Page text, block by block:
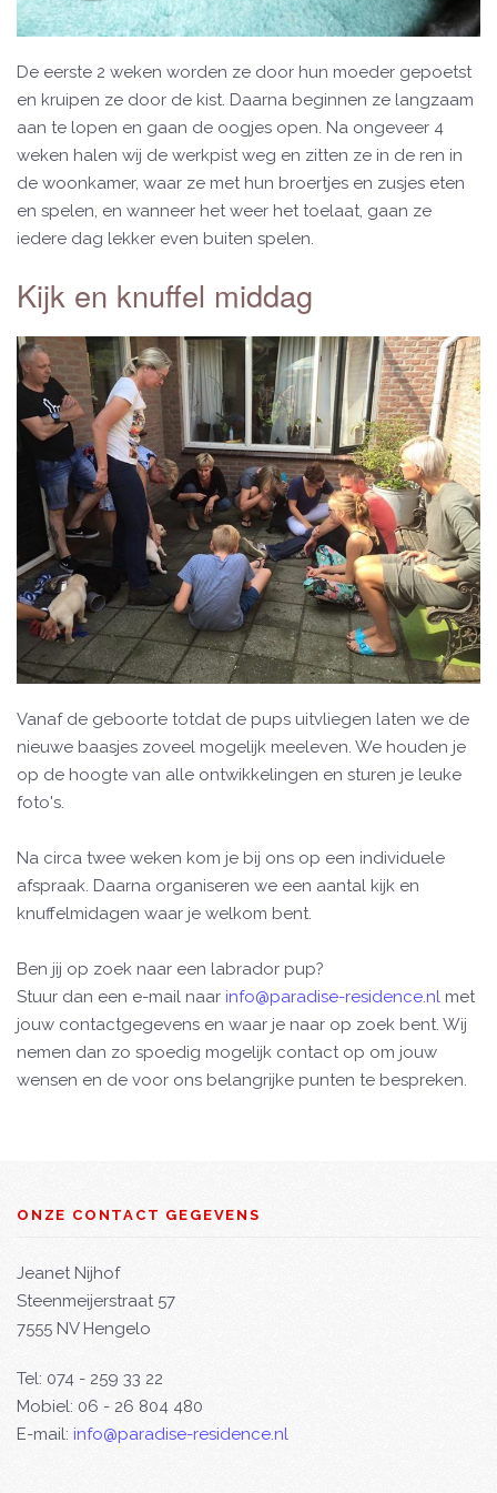
De eerste 2 weken worden ze door hun moeder gepoetst
en kruipen ze door de kist. Daarna beginnen ze langzaam
aan te lopen en gaan de oogjes open. Na ongeveer 4
weken halen wij de werkpist weg en zitten ze in de ren in
de woonkamer, waar ze met hun broertjes en zusjes eten
en spelen, en wanneer het weer het toelaat, gaan ze
iedere dag lekker even buiten spelen.
Kijk en knuffel middag
Vanaf de geboorte totdat de pups uitvliegen laten we de
nieuwe baasjes zoveel mogelijk meeleven. We houden je
op de hoogte van alle ontwikkelingen en sturen je leuke
foto's.
Na circa twee weken kom je bij ons op een individuele
afspraak. Daarna organiseren we een aantal kijk en
knuffelmidagen waar je welkom bent.
Ben jij op zoek naar een labrador pup?
Stuur dan een e-mail naar info@paradise-residence.nl met
jouw contactgegevens en waar je naar op zoek bent. Wij
nemen dan zo spoedig mogelijk contact op om jouw
wensen en de voor ons belangrijke punten te bespreken.
ONZE CONTACT GEGEVENS
Jeanet Nijhof
Steenmeijerstraat 57
7555 NV Hengelo
Tel: 074 - 259 33 22
Mobiel: 06 - 26 804 480
E-mail: info@paradise-residence.nl